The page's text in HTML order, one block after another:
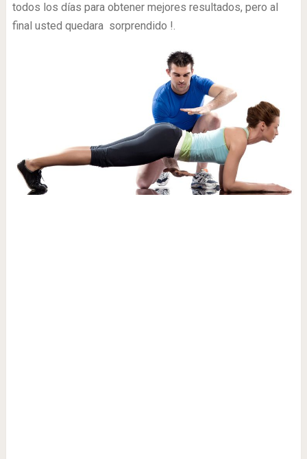
todos los días para obtener mejores resultados, pero al
final usted quedara sorprendido !.